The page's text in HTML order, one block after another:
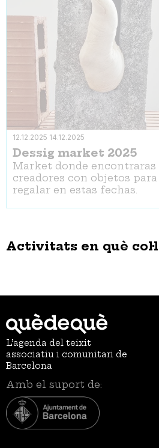
12.12.2025 14.12.2025
Dessig market 2025
Market donde encontraras
creadores con objetos
regalar en estas fechas.
Activitats en què
L’agenda del teixit
associatiu i comunitari de
Barcelona
Amb el suport de: